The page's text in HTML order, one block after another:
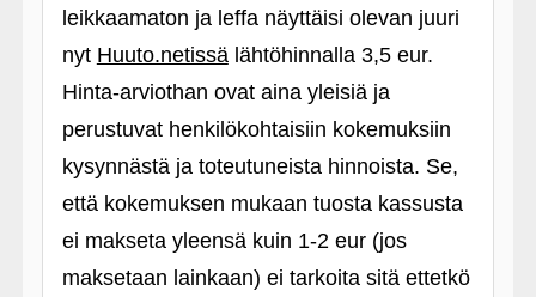
leikkaamaton ja leffa näyttäisi olevan juuri
nyt Huuto.netissälähtöhinnalla 3,5 eur.
Hinta-arviothan ovat aina yleisiä ja
perustuvat henkilökohtaisiin kokemuksiin
kysynnästä ja toteutuneista hinnoista. Se,
että kokemuksen mukaan tuosta kassusta
ei makseta yleensä kuin 1-2 eur (jos
maksetaan lainkaan) ei tarkoita sitä ettetkö